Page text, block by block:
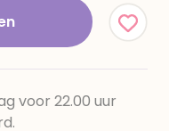
voor 22.00 uur